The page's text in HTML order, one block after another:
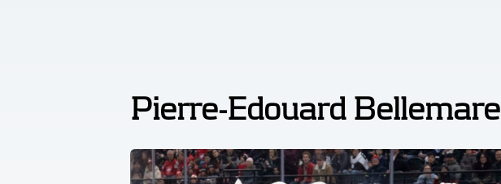
Pierre-Edouard Bellemare